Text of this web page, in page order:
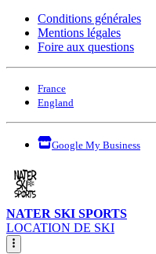
Conditions générales
Mentions légales
Foire aux questions
France
England
Google My Business
NATER SKI SPORTS
LOCATION DE SKI